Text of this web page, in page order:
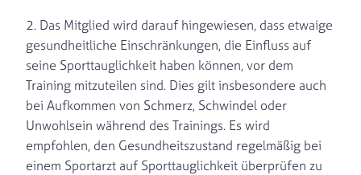
2. Das Mitglied wird darauf hingewiesen, dass etwaige
gesundheitliche Einschränkungen, die Einfluss auf
seine Sporttauglichkeit haben können, vor dem
Training mitzuteilen sind. Dies gilt insbesondere auch
bei Aufkommen von Schmerz, Schwindel oder
Unwohlsein während des Trainings. Es wird
empfohlen, den Gesundheitszustand regelmäßig bei
einem Sportarzt auf Sporttauglichkeit überprüfen zu